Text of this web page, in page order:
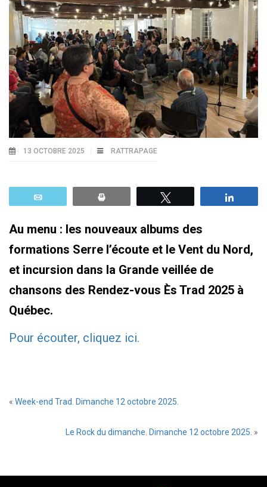
13 OCTOBRE 2025 RATTRAPAGE
Au menu : les nouveaux albums des
formations Serre l’écoute et le Vent du Nord,
et incursion dans la Grande veillée de
chansons des Rendez-vous Ès Trad 2025 à
Québec.
Pour écouter, cliquez ici.
« Week-end Trad. Dimanche 12 octobre 2025.
Le Rock du dimanche. Dimanche 12 octobre 2025. »